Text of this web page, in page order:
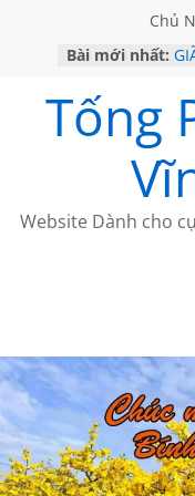
Chủ
Bài mới nhất:
Tống
Website Dành cho